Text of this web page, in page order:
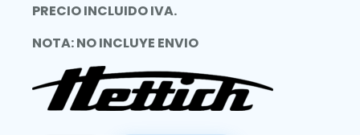
PRECIO INCLUIDO IVA.
NOTA: NO INCLUYE ENVIO